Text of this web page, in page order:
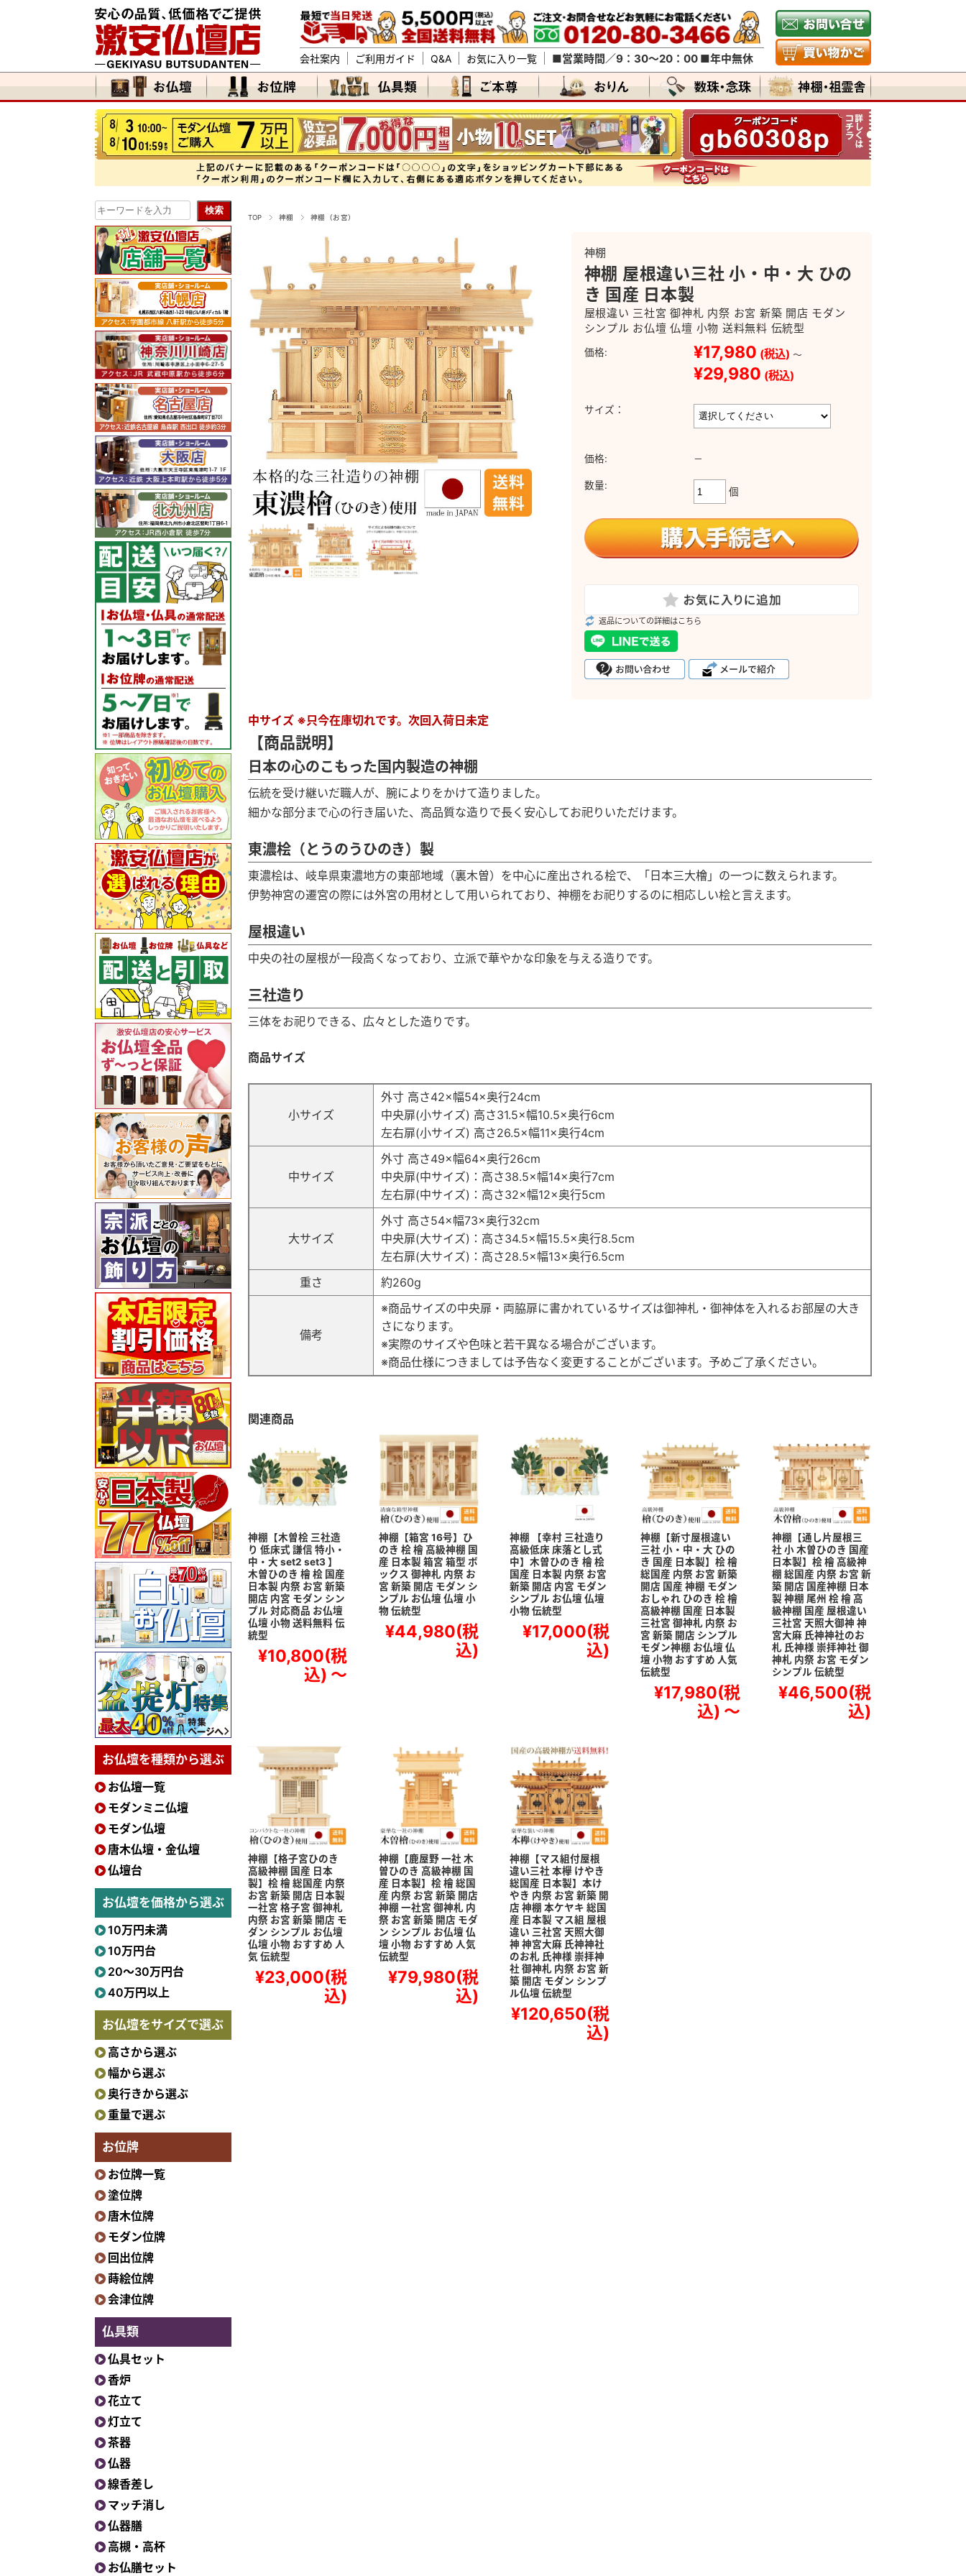
会社案内 ご利用ガイド Q&A お気に入り一覧 ■営業時間／9：30～20：00 ■年中無休
TOP 神棚 神棚（お宮）
神棚
神棚 屋根違い三社 小・中・大 ひの
き 国産 日本製
屋根違い 三社宮 御神札 内祭 お宮 新築 開店 モダン
シンプル お仏壇 仏壇 小物 送料無料 伝統型
価格: ¥17,980 (税込) ～
¥29,980 (税込)
サイズ：
価格: －
数量:
個
返品についての詳細はこちら
中サイズ ※只今在庫切れです。次回入荷日未定
【商品説明】
日本の心のこもった国内製造の神棚
伝統を受け継いだ職人が、腕によりをかけて造りました。
細かな部分まで心の行き届いた、高品質な造りで長く安心してお祀りいただけます。
東濃桧（とうのうひのき）製
東濃桧は、岐阜県東濃地方の東部地域（裏木曽）を中心に産出される桧で、「日本三大檜」の一つに数えられます。
伊勢神宮の遷宮の際には外宮の用材として用いられており、神棚をお祀りするのに相応しい桧と言えます。
屋根違い
中央の社の屋根が一段高くなっており、立派で華やかな印象を与える造りです。
三社造り
三体をお祀りできる、広々とした造りです。
商品サイズ
小サイズ
外寸 高さ42×幅54×奥行24cm
中央扉(小サイズ) 高さ31.5×幅10.5×奥行6cm
左右扉(小サイズ) 高さ26.5×幅11×奥行4cm
中サイズ
外寸 高さ49×幅64×奥行26cm
中央扉(中サイズ)：高さ38.5×幅14×奥行7cm
左右扉(中サイズ)：高さ32×幅12×奥行5cm
大サイズ
外寸 高さ54×幅73×奥行32cm
中央扉(大サイズ)：高さ34.5×幅15.5×奥行8.5cm
左右扉(大サイズ)：高さ28.5×幅13×奥行6.5cm
重さ
約260g
備考
※商品サイズの中央扉・両脇扉に書かれているサイズは御神札・御神体を入れるお部屋の大き
さになります。
※実際のサイズや色味と若干異なる場合がございます。
※商品仕様につきましては予告なく変更することがございます。予めご了承ください。
関連商品
神棚【木曽桧 三社造
り 低床式 謙信 特小・
中・大 set2 set3 】
木曽ひのき 檜 桧 国産
日本製 内祭 お宮 新築
開店 内宮 モダン シン
プル 対応商品 お仏壇
仏壇 小物 送料無料 伝
統型
¥10,800(税
込) ～
神棚【箱宮 16号】ひ
のき 桧 檜 高級神棚 国
産 日本製 箱宮 箱型 ボ
ックス 御神札 内祭 お
宮 新築 開店 モダン シ
ンプル お仏壇 仏壇 小
物 伝統型
¥44,980(税
込)
神棚 【幸村 三社造り
高級低床 床落とし式
中】木曽ひのき 檜 桧
国産 日本製 内祭 お宮
新築 開店 内宮 モダン
シンプル お仏壇 仏壇
小物 伝統型
¥17,000(税
込)
神棚【新寸屋根違い
三社 小・中・大 ひの
き 国産 日本製】桧 檜
総国産 内祭 お宮 新築
開店 国産 神棚 モダン
おしゃれ ひのき 桧 檜
高級神棚 国産 日本製
三社宮 御神札 内祭 お
宮 新築 開店 シンプル
モダン神棚 お仏壇 仏
壇 小物 おすすめ 人気
伝統型
¥17,980(税
込) ～
神棚【通し片屋根三
社 小 木曽ひのき 国産
日本製】桧 檜 高級神
棚 総国産 内祭 お宮 新
築 開店 国産神棚 日本
製 神棚 尾州 桧 檜 高
級神棚 国産 屋根違い
三社宮 天照大御神 神
宮大麻 氏神神社のお
札 氏神様 崇拝神社 御
神札 内祭 お宮 モダン
シンプル 伝統型
¥46,500(税
込)
神棚【格子宮ひのき
高級神棚 国産 日本
製】桧 檜 総国産 内祭
お宮 新築 開店 日本製
一社宮 格子宮 御神札
内祭 お宮 新築 開店 モ
ダン シンプル お仏壇
仏壇 小物 おすすめ 人
気 伝統型
¥23,000(税
込)
神棚【鹿屋野 一社 木
曽ひのき 高級神棚 国
産 日本製】桧 檜 総国
産 内祭 お宮 新築 開店
神棚 一社宮 御神札 内
祭 お宮 新築 開店 モダ
ン シンプル お仏壇 仏
壇 小物 おすすめ 人気
伝統型
¥79,980(税
込)
神棚【マス組付屋根
違い三社 本欅 けやき
総国産 日本製】本け
やき 内祭 お宮 新築 開
店 神棚 本ケヤキ 総国
産 日本製 マス組 屋根
違い 三社宮 天照大御
神 神宮大麻 氏神神社
のお札 氏神様 崇拝神
社 御神札 内祭 お宮 新
築 開店 モダン シンプ
ル仏壇 伝統型
¥120,650(税
込)
お仏壇を種類から選ぶ
お仏壇一覧
モダンミニ仏壇
モダン仏壇
唐木仏壇・金仏壇
仏壇台
お仏壇を価格から選ぶ
10万円未満
10万円台
20〜30万円台
40万円以上
お仏壇をサイズで選ぶ
高さから選ぶ
幅から選ぶ
奥行きから選ぶ
重量で選ぶ
お位牌
お位牌一覧
塗位牌
唐木位牌
モダン位牌
回出位牌
蒔絵位牌
会津位牌
仏具類
仏具セット
香炉
花立て
灯立て
茶器
仏器
線香差し
マッチ消し
仏器膳
高槻・高杯
お仏膳セット